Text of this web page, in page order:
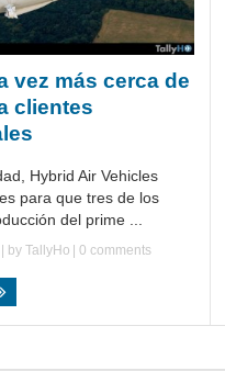
vez más cerca de
clientes
Hybrid Air Vehicles
para que tres de los
del prime ...
| by TallyHo | 0 comments